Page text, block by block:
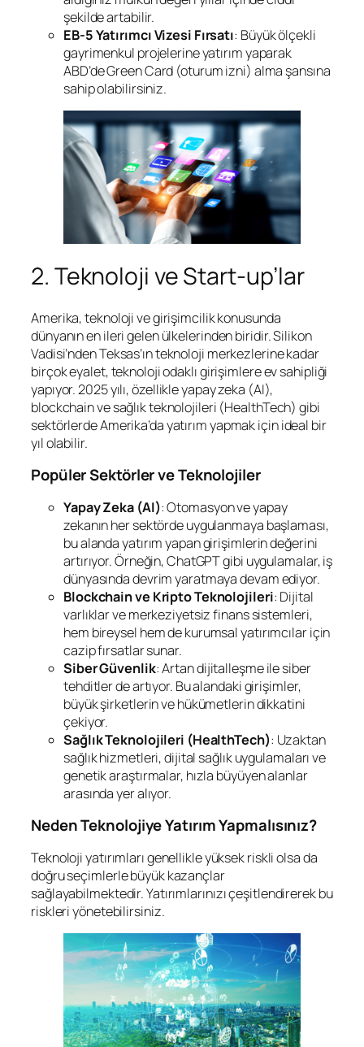
şekilde artabilir.
EB-5 Yatırımcı Vizesi Fırsatı: Büyük ölçekli
gayrimenkul projelerine yatırım yaparak
ABD’de Green Card (oturum izni) alma şansına
sahip olabilirsiniz.
2. Teknoloji ve Start-up’lar
Amerika, teknoloji ve girişimcilik konusunda
dünyanın en ileri gelen ülkelerinden biridir. Silikon
Vadisi’nden Teksas’ın teknoloji merkezlerine kadar
birçok eyalet, teknoloji odaklı girişimlere ev sahipliği
yapıyor. 2025 yılı, özellikle yapay zeka (AI),
blockchain ve sağlık teknolojileri (HealthTech) gibi
sektörlerde Amerika’da yatırım yapmak için ideal bir
yıl olabilir.
Popüler Sektörler ve Teknolojiler
Yapay Zeka (AI): Otomasyon ve yapay
zekanın her sektörde uygulanmaya başlaması,
bu alanda yatırım yapan girişimlerin değerini
artırıyor. Örneğin, ChatGPT gibi uygulamalar, iş
dünyasında devrim yaratmaya devam ediyor.
Blockchain ve Kripto Teknolojileri: Dijital
varlıklar ve merkeziyetsiz finans sistemleri,
hem bireysel hem de kurumsal yatırımcılar için
cazip fırsatlar sunar.
Siber Güvenlik: Artan dijitalleşme ile siber
tehditler de artıyor. Bu alandaki girişimler,
büyük şirketlerin ve hükümetlerin dikkatini
çekiyor.
Sağlık Teknolojileri (HealthTech): Uzaktan
sağlık hizmetleri, dijital sağlık uygulamaları ve
genetik araştırmalar, hızla büyüyen alanlar
arasında yer alıyor.
Neden Teknolojiye Yatırım Yapmalısınız?
Teknoloji yatırımları genellikle yüksek riskli olsa da
doğru seçimlerle büyük kazançlar
sağlayabilmektedir. Yatırımlarınızı çeşitlendirerek bu
riskleri yönetebilirsiniz.